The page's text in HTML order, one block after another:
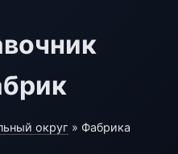
округ » Фабрика